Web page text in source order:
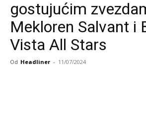
gostujućim
Mekloren Salvant i
Vista All Stars
Od Headliner - 11/07/2024